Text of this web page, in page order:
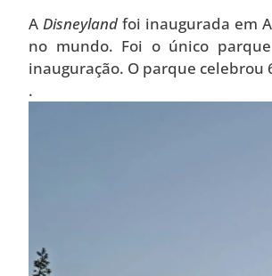
A Disneylandfoi inaugurada em
no mundo. Foi o único
inauguração. O parque celebrou
.